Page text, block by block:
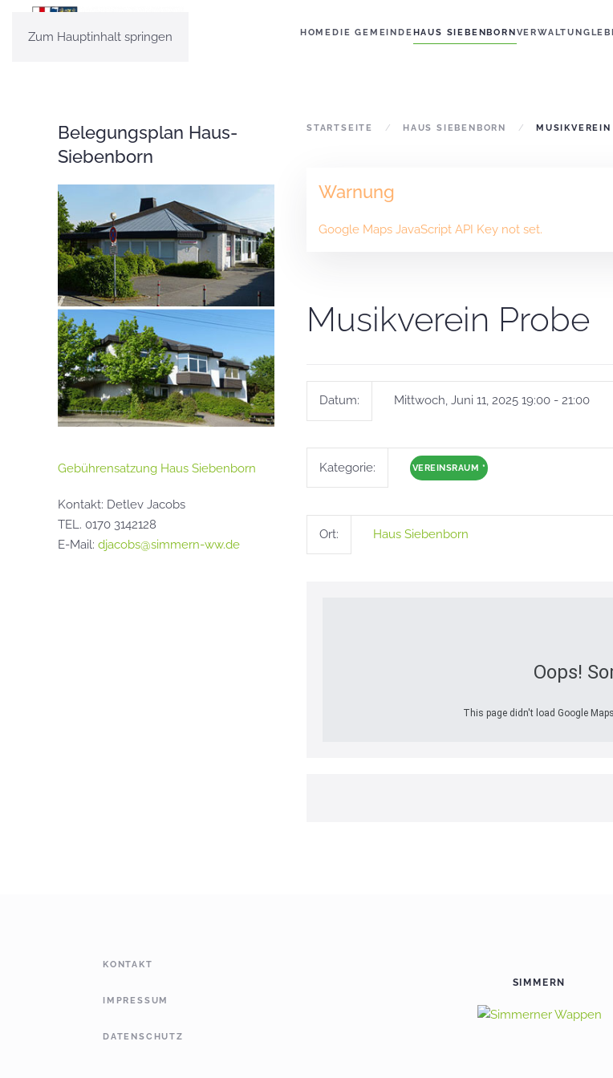
Zum Hauptinhalt springen HOMEDIE GEMEINDEHAUS SIEBENBORNVERWALTUNG
STARTSEITE HAUS SIEBENBORN MUSIKVEREIN
Warnung
Google Maps JavaScript API Key not set.
Musikverein Probe
Datum: Mittwoch, Juni 11, 2025 19:00 - 21:00
Kategorie: VEREINSRAUM *
Ort: Haus Siebenborn
Oops!
This page didn't load Google
Belegungsplan Haus-
Siebenborn
Gebührensatzung Haus Siebenborn
Kontakt: Detlev Jacobs
TEL. 0170 3142128
E-Mail: djacobs@simmern-ww.de
KONTAKT
IMPRESSUM
DATENSCHUTZ
SIMMERN